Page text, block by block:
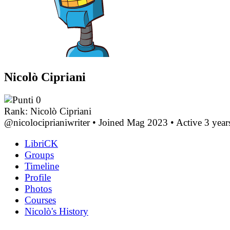
Nicolò Cipriani
0
Rank: Nicolò Cipriani
@nicolociprianiwriter • Joined Mag 2023 • Active 3
LibriCK
Groups
Timeline
Profile
Photos
Courses
Nicolò's History